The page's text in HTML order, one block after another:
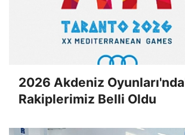
2026 Akdeniz
Rakiplerimiz Belli Oldu